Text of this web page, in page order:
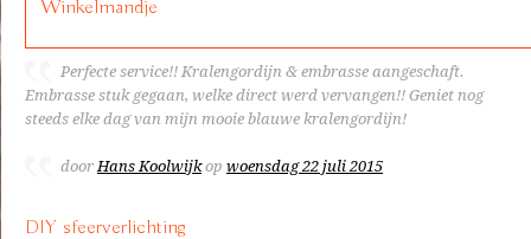
Winkelmandje
Perfecte service!! Kralengordijn & embrasse aangeschaft.
Embrasse stuk gegaan, welke direct werd vervangen!! Geniet nog
steeds elke dag van mijn mooie blauwe kralengordijn!
doorHans Koolwijkop woensdag 22 juli 2015
DIY sfeerverlichting